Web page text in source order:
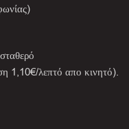
1,10€/λεπτό απο κινητό).